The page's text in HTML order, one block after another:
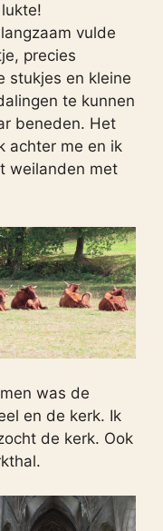
vulde
precies
stukjes en kleine
te kunnen
beneden. Het
achter me en ik
weilanden met
was de
en de kerk. Ik
de kerk. Ook